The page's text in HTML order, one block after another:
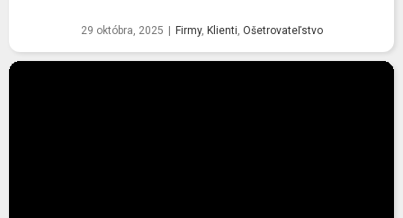
29 októbra, 2025 Firmy, Klienti, Ošetrovateľstvo